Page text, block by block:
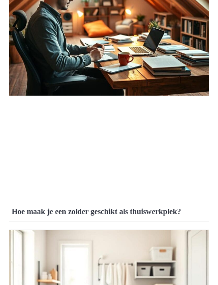
Hoe maak je een zolder geschikt als thuiswerkplek?